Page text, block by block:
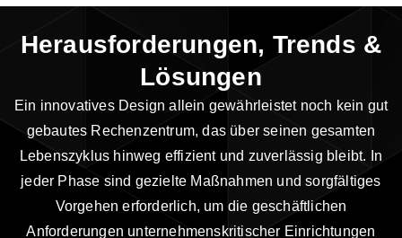
Herausforderungen, Trends &
Lösungen
Ein innovatives Design allein gewährleistet noch kein gut
gebautes Rechenzentrum, das über seinen gesamten
Lebenszyklus hinweg effizient und zuverlässig bleibt. In
jeder Phase sind gezielte Maßnahmen und sorgfältiges
Vorgehen erforderlich, um die geschäftlichen
Anforderungen unternehmenskritischer Einrichtungen